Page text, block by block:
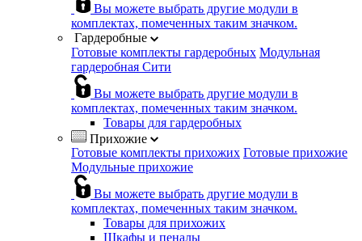
Вы можете выбрать другие модули в
комплектах, помеченных таким значком.
Гардеробные
Готовые комплекты гардеробных Модульная
гардеробная Сити
Вы можете выбрать другие модули в
комплектах, помеченных таким значком.
Товары для гардеробных
Прихожие
Готовые комплекты прихожих Готовые прихожие
Модульные прихожие
Вы можете выбрать другие модули в
комплектах, помеченных таким значком.
Товары для прихожих
Шкафы и пеналы